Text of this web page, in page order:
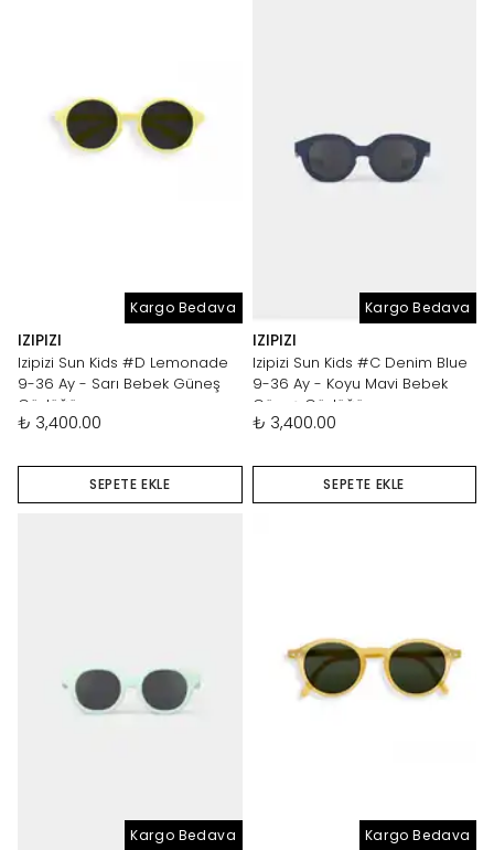
Kargo Bedava
IZIPIZI
Izipizi Sun Kids #D Lemonade
9-36 Ay - Sarı Bebek Güneş
Gözlüğü
₺ 3,400.00
SEPETE EKLE
Kargo Bedava
IZIPIZI
Izipizi Sun Kids #C Denim Blue
9-36 Ay - Koyu Mavi Bebek
Güneş Gözlüğü
₺ 3,400.00
SEPETE EKLE
Kargo Bedava Kargo Bedava